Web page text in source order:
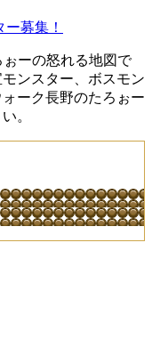
募集！
ぉーの怒れる地図で
ンスター、ボスモン
ーク長野のたろぉー
。